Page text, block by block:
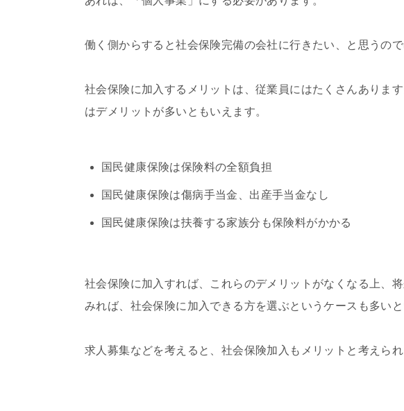
働く側からすると社会保険完備の会社に行きたい、と思うの
社会保険に加入するメリットは、従業員にはたくさんありま
はデメリットが多いともいえます。
国民健康保険は保険料の全額負担
国民健康保険は傷病手当金、出産手当金なし
国民健康保険は扶養する家族分も保険料がかかる
社会保険に加入すれば、これらのデメリットがなくなる上、
みれば、社会保険に加入できる方を選ぶというケースも多いと
求人募集などを考えると、社会保険加入もメリットと考えられ